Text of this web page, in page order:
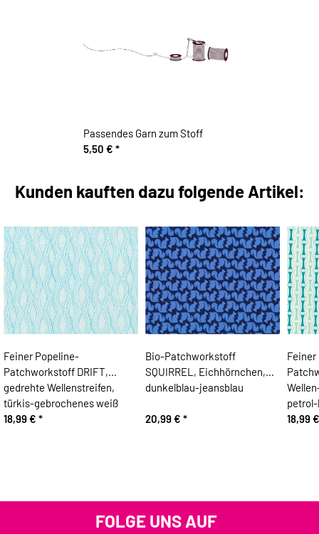
Passendes Garn zum Stoff
5,50 € *
Kunden kauften dazu folgende Artikel:
Feiner Popeline-
Patchworkstoff DRIFT,
gedrehte Wellenstreifen,
türkis-gebrochenes weiß
18,99 € *
Bio-Patchworkstoff
SQUIRREL, Eichhörnchen,
dunkelblau-jeansblau
20,99 € *
18,99
FOLGE UNS AUF